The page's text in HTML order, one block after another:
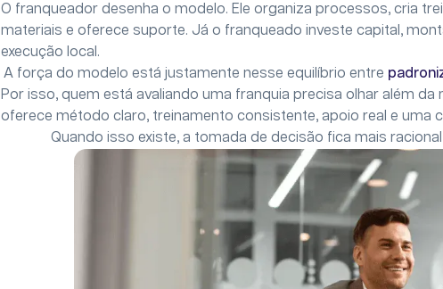
O franqueador desenha o modelo. Ele organiza processos, cria
materiais e oferece suporte. Já o franqueado investe capital,
execução local.
A força do modelo está justamente nesse equilíbrio entre
Por isso, quem está avaliando uma franquia precisa olhar além
oferece método claro, treinamento consistente, apoio real e uma
Quando isso existe, a tomada de decisão fica mais